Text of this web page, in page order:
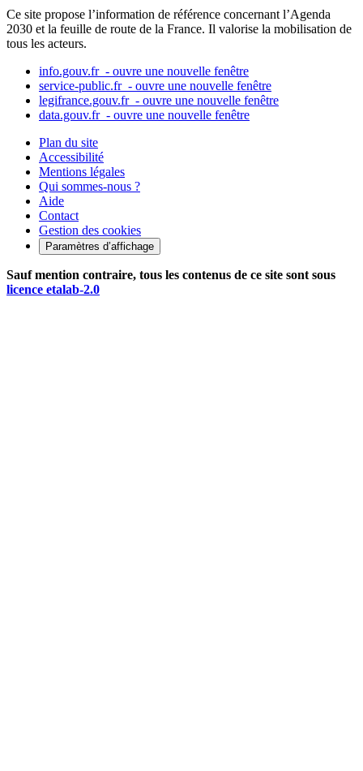
Ce site propose l’information de référence concernant l’Agenda
2030 et la feuille de route de la France. Il valorise la mobilisation de
tous les acteurs.
info.gouv.fr - ouvre une nouvelle fenêtre
service-public.fr - ouvre une nouvelle fenêtre
legifrance.gouv.fr - ouvre une nouvelle fenêtre
data.gouv.fr - ouvre une nouvelle fenêtre
Plan du site
Accessibilité
Mentions légales
Qui sommes-nous ?
Aide
Contact
Gestion des cookies
Paramètres d’affichage
Sauf mention contraire, tous les contenus de ce site sont sous
licence etalab-2.0